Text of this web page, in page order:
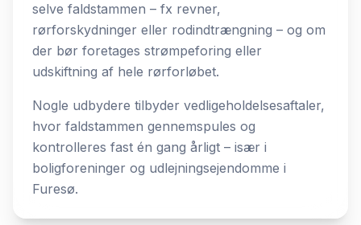
selve faldstammen – fx revner,
rørforskydninger eller rodindtrængning – og om
der bør foretages strømpeforing eller
udskiftning af hele rørforløbet.
Nogle udbydere tilbyder vedligeholdelsesaftaler,
hvor faldstammen gennemspules og
kontrolleres fast én gang årligt – især i
boligforeninger og udlejningsejendomme i
Furesø.